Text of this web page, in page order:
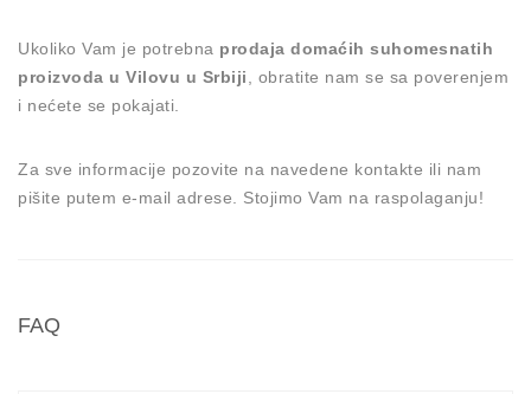
Ukoliko Vam je potrebna prodaja domaćih suhomesnatih
proizvoda u Vilovu u Srbiji , obratite nam se sa poverenjem
i nećete se pokajati.
Za sve informacije pozovite na navedene kontakte ili nam
pišite putem e-mail adrese. Stojimo Vam na raspolaganju!
FAQ